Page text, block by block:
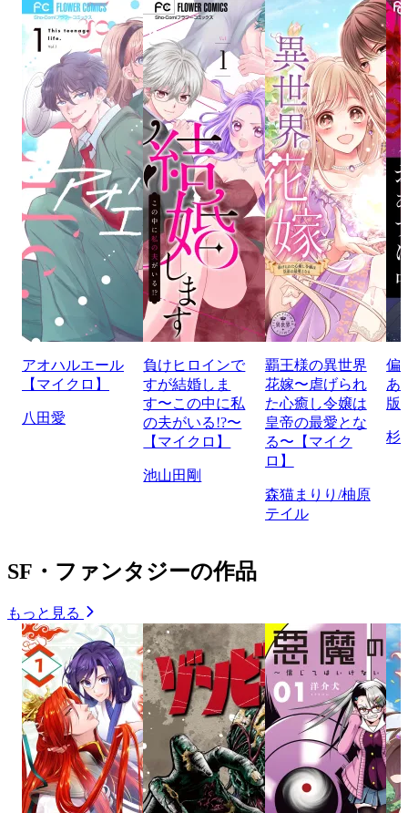
アオハルエール
【マイクロ】
八田愛
負けヒロインで
すが結婚しま
す〜この中に私
の夫がいる!?〜
【マイクロ】
池山田剛
覇王様の異世界
花嫁〜虐げられ
た心癒し令嬢は
皇帝の最愛とな
る〜【マイク
ロ】
森猫まりり/柚原
テイル
偏
あ
版
杉
SF・ファンタジーの作品
もっと見る